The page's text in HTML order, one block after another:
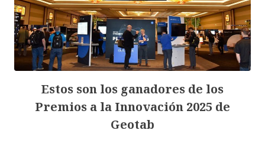
Estos son los ganadores de los
Premios a la Innovación 2025 de
Geotab